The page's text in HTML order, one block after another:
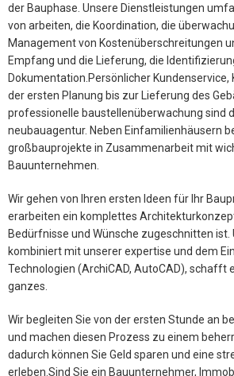
der Bauphase. Unsere Dienstleistungen
von arbeiten, die Koordination, die
Management von Kostenüberschreitungen
Empfang und die Lieferung, die
Dokumentation.Persönlicher Kundenservice,
der ersten Planung bis zur Lieferung des
professionelle baustellenüberwachung sind
neubauagentur. Neben Einfamilienhäusern
großbauprojekte in Zusammenarbeit mit
Bauunternehmen.
Wir gehen von Ihren ersten Ideen für Ihr
erarbeiten ein komplettes
Bedürfnisse und Wünsche zugeschnitten ist.
kombiniert mit unserer expertise und dem
Technologien (ArchiCAD, AutoCAD), schafft
ganzes.
Wir begleiten Sie von der ersten Stunde an
und machen diesen Prozess zu einem
dadurch können Sie Geld sparen und eine
erleben.Sind Sie ein Bauunternehmer,